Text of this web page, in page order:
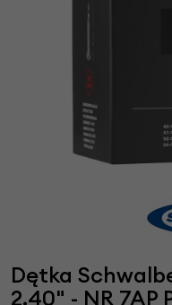
Dętka
2,40" - NR 7AP